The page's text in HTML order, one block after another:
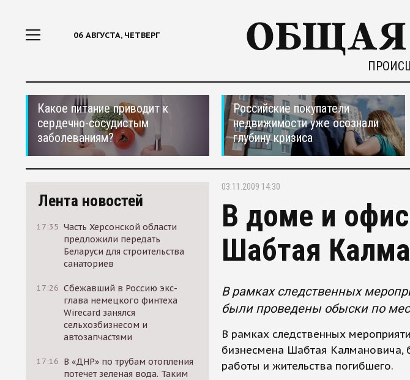
06 АВГУСТА, ЧЕТВЕРГ
Какое питание приводит к
сердечно-сосудистым
заболеваниям?
Российские покупатели
недвижимости уже осознали
глубину кризиса
Лента новостей
17:35 Часть Херсонской области
предложили передать
Беларуси для строительства
санаториев
17:26 Сбежавший в Россию экс-
глава немецкого финтеха
Wirecard занялся
сельхозбизнесом и
автозапчастями
17:16 В «ДНР» по трубам отопления
потечет зеленая вода. Таким
03.11.2009 14:30
В доме и
Шабтая
В рамках следственных
были проведены обыски по
В рамках следственных
бизнесмена Шабтая
работы и жительства погибшего.